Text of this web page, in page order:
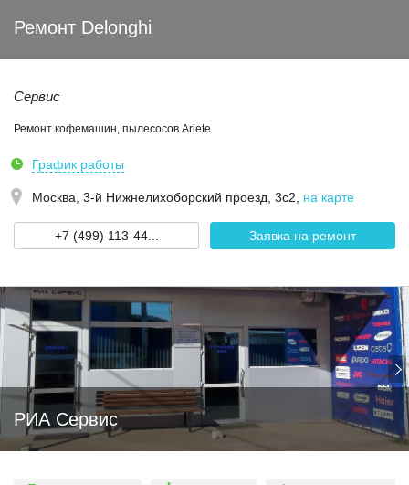
Ремонт Delonghi
Сервис
Ремонт кофемашин, пылесосов Ariete
График работы
Москва, 3-й Нижнелихоборский проезд, 3с2 на карте
+7 (499) 113-44... Заявка на ремонт
РИА Сервис